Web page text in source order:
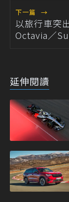
下一篇 →
以旅行車突
Octavia／
延伸閱讀